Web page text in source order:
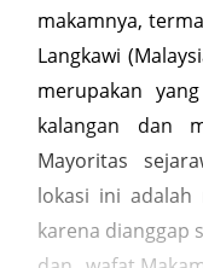
makamnya,
Langkawi
merupakan
kalangan dan
Mayoritas
lokasi ini adalah
karena dianggap